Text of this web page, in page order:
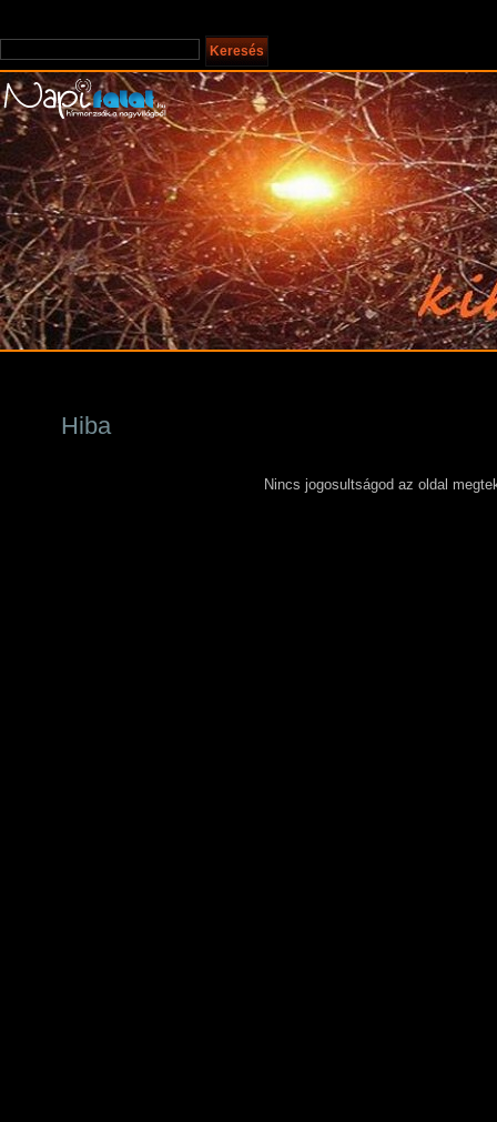
Hiba
Nincs jogosultságod az oldal